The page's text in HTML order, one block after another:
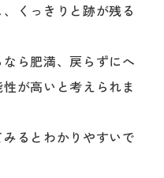
くっきりと跡が残る
ら肥満、戻らずにへ
が高いと考えられま
るとわかりやすいで